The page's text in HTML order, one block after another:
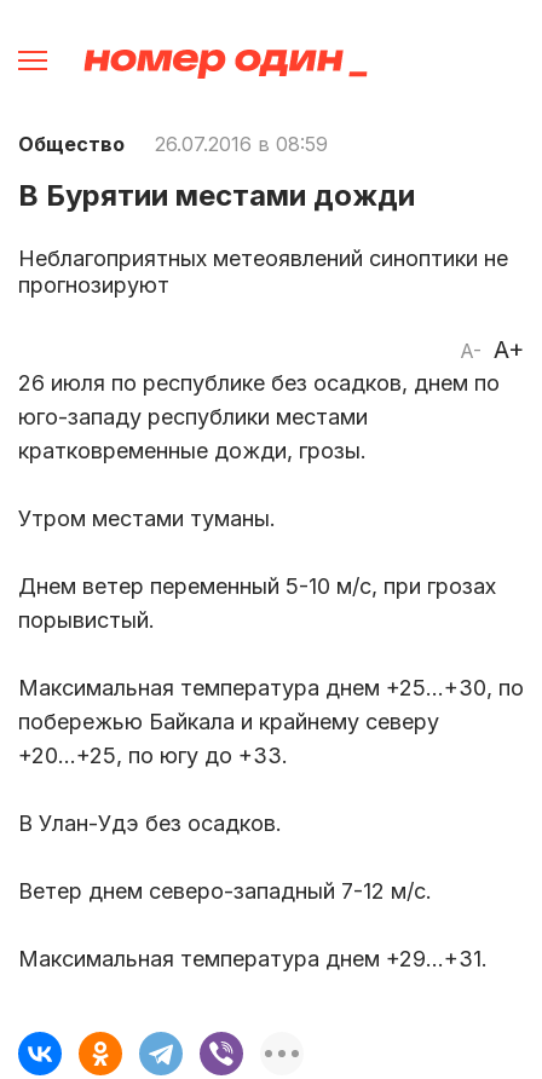
Общество 26.07.2016 в 08:59
В Бурятии местами дожди
Неблагоприятных метеоявлений синоптики не
прогнозируют
A- A+
26 июля по республике без осадков, днем по
юго-западу республики местами
кратковременные дожди, грозы.
Утром местами туманы.
Днем ветер переменный 5-10 м/с, при грозах
порывистый.
Максимальная температура днем +25...+30, по
побережью Байкала и крайнему северу
+20...+25, по югу до +33.
В Улан-Удэ без осадков.
Ветер днем северо-западный 7-12 м/с.
Максимальная температура днем +29...+31.